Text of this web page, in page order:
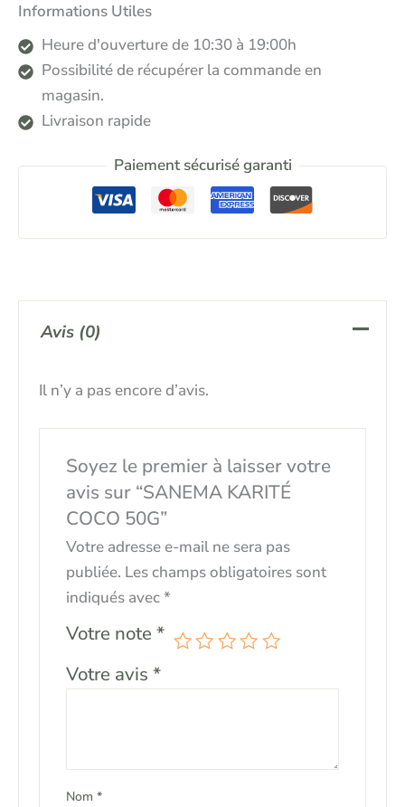
Informations Utiles
Heure d'ouverture de 10:30 à 19:00h
Possibilité de récupérer la commande en
magasin.
Livraison rapide
Paiement sécurisé garanti
Avis (0)
Il n’y a pas encore d’avis.
Soyez le premier à laisser votre
avis sur “SANEMA KARITÉ
COCO 50G”
Votre adresse e-mail ne sera pas
publiée. Les champs obligatoires sont
indiqués avec*
Votre note *
Votre avis *
Nom *